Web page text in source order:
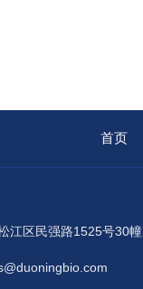
首页
江区民强路1525号30幢